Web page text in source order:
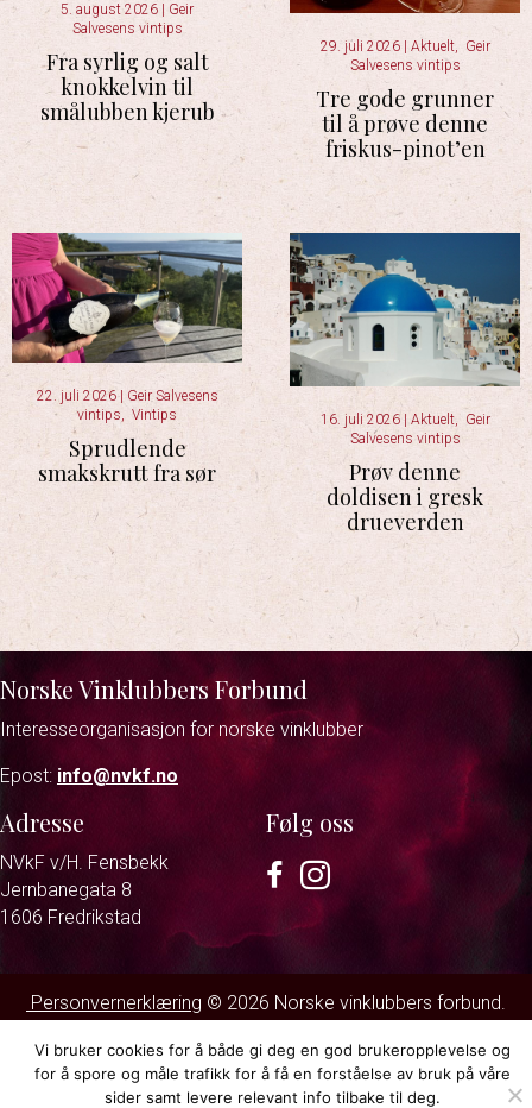
5. august 2026
Geir
Salvesens vintips
Fra syrlig og salt
knokkelvin til
smålubben kjerub
29. juli 2026 Aktuelt, Geir
Salvesens vintips
Tre gode grunner
til å prøve denne
friskus-pinot’en
22. juli 2026| Geir Salvesens
vintips, Vintips
Sprudlende
smakskrutt fra sør
16. juli 2026 Aktuelt, Geir
Salvesens vintips
Prøv denne
doldisen i gresk
drueverden
Norske Vinklubbers Forbund
Interesseorganisasjon for norske vinklubber
Epost: info@nvkf.no
Adresse
NVkF v/H. Fensbekk
Jernbanegata 8
1606 Fredrikstad
Følg oss
Facebook
Instagram
Personvernerklæring © 2026 Norske vinklubbers forbund.
Vi bruker cookies for å både gi deg en god brukeropplevelse og
for å spore og måle trafikk for å få en forståelse av bruk på våre
sider samt levere relevant info tilbake til deg.